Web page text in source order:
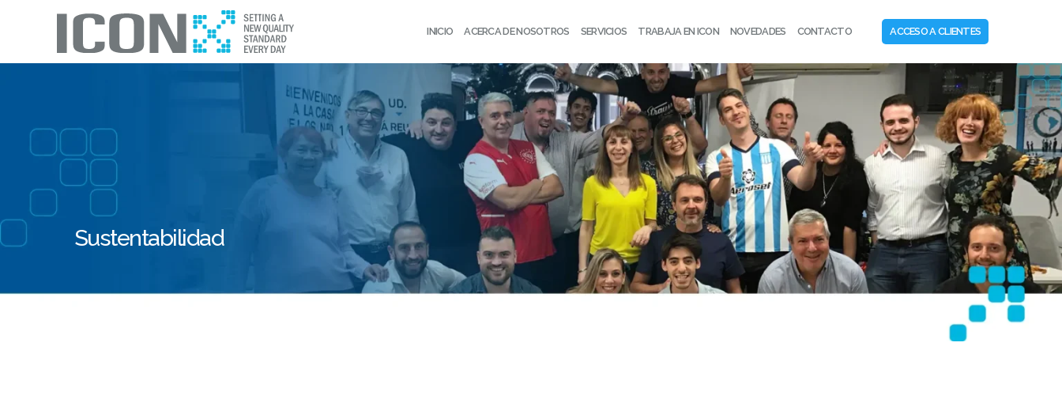
INICIO ACERCA DE NOSOTROS SERVICIOS TRABAJA EN ICON NOVEDADES CONTACTO ACCESO A CLIENTES
Sustentabilidad